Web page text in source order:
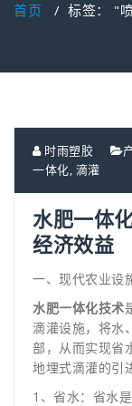
首页 / 标签： "
时雨塑胶
一体化, 滴灌
水肥一体
经济效益
一、现代农业
水肥一体化技术
滴灌设施，将水
部，从而实现省
地埋式滴灌的引
1、省水：省水